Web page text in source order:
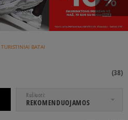
TURISTINIAI BATAI
(38)
Rušiuoti
REKOMENDUOJAMOS